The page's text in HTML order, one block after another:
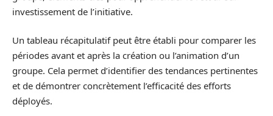
investissement de l’initiative.
Un tableau récapitulatif peut être établi pour comparer les
périodes avant et après la création ou l’animation d’un
groupe. Cela permet d’identifier des tendances pertinentes
et de démontrer concrètement l’efficacité des efforts
déployés.